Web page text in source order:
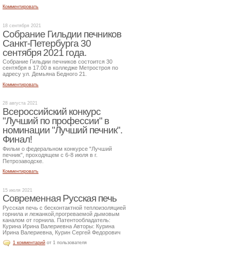
Комментировать
18 сентября 2021
Собрание Гильдии печников
Санкт-Петербурга 30
сентября 2021 года.
Собрание Гильдии печников состоится 30
сентября в 17.00 в колледже Метростроя по
адресу ул. Демьяна Бедного 21.
Комментировать
28 августа 2021
Всероссийский конкурс
"Лучший по профессии" в
номинации "Лучший печник".
Финал!
Фильм о федеральном конкурсе "Лучший
печник", проходящем с 6-8 июля в г.
Петрозаводске.
Комментировать
15 июля 2021
Современная Русская печь
Русская печь с бесконтактной теплоизоляцией
горнила и лежанкой,прогреваемой дымовым
каналом от горнила. Патентообладатель:
Курина Ирина Валериевна Авторы: Курина
Ирина Валериевна, Курин Сергей Федорович
1 комментарий от 1 пользователя